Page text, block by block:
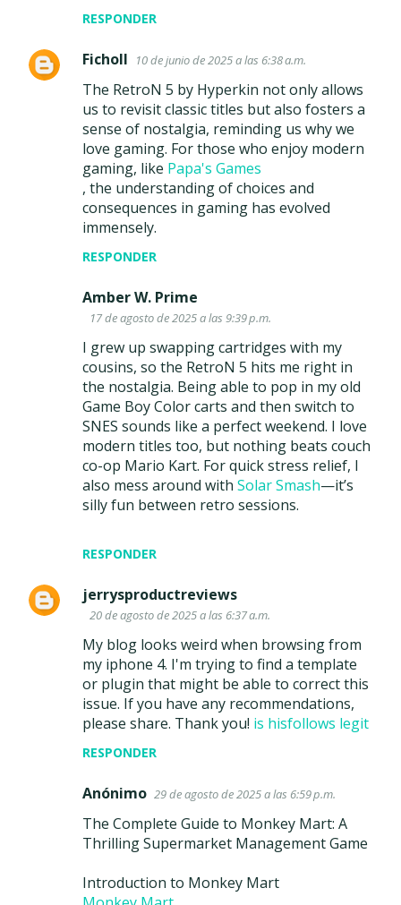
RESPONDER
Ficholl 10 de junio de 2025 a las 6:38 a.m.
The RetroN 5 by Hyperkin not only allows
us to revisit classic titles but also fosters a
sense of nostalgia, reminding us why we
love gaming. For those who enjoy modern
gaming, like Papa's Games
, the understanding of choices and
consequences in gaming has evolved
immensely.
RESPONDER
Amber W. Prime
17 de agosto de 2025 a las 9:39 p.m.
I grew up swapping cartridges with my
cousins, so the RetroN 5 hits me right in
the nostalgia. Being able to pop in my old
Game Boy Color carts and then switch to
SNES sounds like a perfect weekend. I love
modern titles too, but nothing beats couch
co-op Mario Kart. For quick stress relief, I
also mess around with Solar Smash—it’s
silly fun between retro sessions.
RESPONDER
jerrysproductreviews
20 de agosto de 2025 a las 6:37 a.m.
My blog looks weird when browsing from
my iphone 4. I'm trying to find a template
or plugin that might be able to correct this
issue. If you have any recommendations,
please share. Thank you! is hisfollows legit
RESPONDER
Anónimo 29 de agosto de 2025 a las 6:59 p.m.
The Complete Guide to Monkey Mart: A
Thrilling Supermarket Management Game
Introduction to Monkey Mart